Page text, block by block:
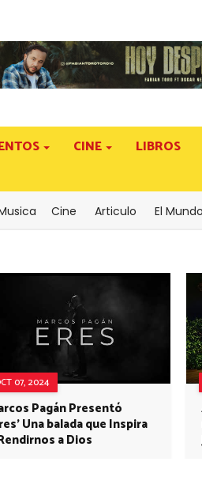
CINE LIBROS
Cine Articulo El Mundo
07, 2024
Pagán Presentó
Una balada que Inspira
a Dios